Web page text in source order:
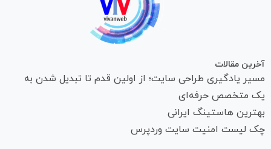
آخرین مقالات
مسیر یادگیری طراحی سایت؛ از اولین قدم تا تبدیل شدن به
یک متخصص حرفه‌ای
بهترین هاستینگ ایرانی
چک لیست امنیت سایت وردپرس